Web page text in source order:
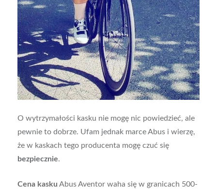
O wytrzymałości kasku nie mogę nic powiedzieć, ale
pewnie to dobrze. Ufam jednak marce Abus i wierzę,
że w kaskach tego producenta mogę czuć się
bezpiecznie.
Cena kasku Abus Aventor waha się w granicach 500-